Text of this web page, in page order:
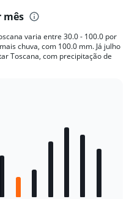
mês
varia entre 30.0 - 100.0 por
chuva, com 100.0 mm. Já julho
Toscana, com precipitação de